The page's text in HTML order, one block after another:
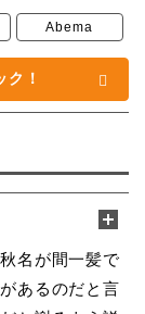
Abema
！
名が間一髪で
あるのだと言